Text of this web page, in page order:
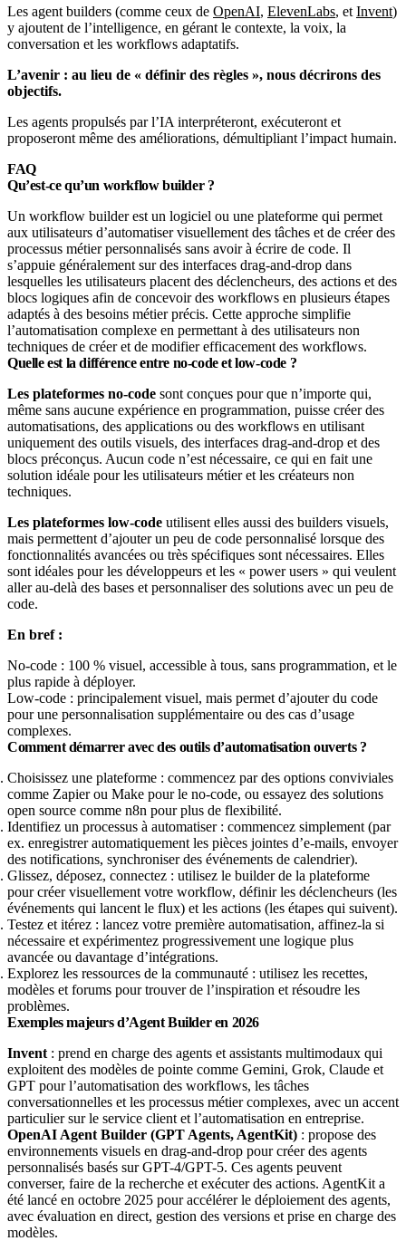
Les agent builders (comme ceux de OpenAI, ElevenLabs, et Invent)
y ajoutent de l’intelligence, en gérant le contexte, la voix, la
conversation et les workflows adaptatifs.
L’avenir : au lieu de « définir des règles », nous décrirons des
objectifs.
Les agents propulsés par l’IA interpréteront, exécuteront et
proposeront même des améliorations, démultipliant l’impact humain.
FAQ
Qu’est-ce qu’un workflow builder ?
Un workflow builder est un logiciel ou une plateforme qui permet
aux utilisateurs d’automatiser visuellement des tâches et de créer des
processus métier personnalisés sans avoir à écrire de code. Il
s’appuie généralement sur des interfaces drag-and-drop dans
lesquelles les utilisateurs placent des déclencheurs, des actions et des
blocs logiques afin de concevoir des workflows en plusieurs étapes
adaptés à des besoins métier précis. Cette approche simplifie
l’automatisation complexe en permettant à des utilisateurs non
techniques de créer et de modifier efficacement des workflows.
Quelle est la différence entre no-code et low-code ?
Les plateformes no-code sont conçues pour que n’importe qui,
même sans aucune expérience en programmation, puisse créer des
automatisations, des applications ou des workflows en utilisant
uniquement des outils visuels, des interfaces drag-and-drop et des
blocs préconçus. Aucun code n’est nécessaire, ce qui en fait une
solution idéale pour les utilisateurs métier et les créateurs non
techniques.
Les plateformes low-code utilisent elles aussi des builders visuels,
mais permettent d’ajouter un peu de code personnalisé lorsque des
fonctionnalités avancées ou très spécifiques sont nécessaires. Elles
sont idéales pour les développeurs et les « power users » qui veulent
aller au-delà des bases et personnaliser des solutions avec un peu de
code.
En bref :
No-code : 100 % visuel, accessible à tous, sans programmation, et le
plus rapide à déployer.
Low-code : principalement visuel, mais permet d’ajouter du code
pour une personnalisation supplémentaire ou des cas d’usage
complexes.
Comment démarrer avec des outils d’automatisation ouverts ?
Choisissez une plateforme : commencez par des options conviviales
comme Zapier ou Make pour le no-code, ou essayez des solutions
open source comme n8n pour plus de flexibilité.
Identifiez un processus à automatiser : commencez simplement (par
ex. enregistrer automatiquement les pièces jointes d’e-mails, envoyer
des notifications, synchroniser des événements de calendrier).
Glissez, déposez, connectez : utilisez le builder de la plateforme
pour créer visuellement votre workflow, définir les déclencheurs (les
événements qui lancent le flux) et les actions (les étapes qui suivent).
Testez et itérez : lancez votre première automatisation, affinez-la si
nécessaire et expérimentez progressivement une logique plus
avancée ou davantage d’intégrations.
Explorez les ressources de la communauté : utilisez les recettes,
modèles et forums pour trouver de l’inspiration et résoudre les
problèmes.
Exemples majeurs d’Agent Builder en 2026
Invent : prend en charge des agents et assistants multimodaux qui
exploitent des modèles de pointe comme Gemini, Grok, Claude et
GPT pour l’automatisation des workflows, les tâches
conversationnelles et les processus métier complexes, avec un accent
particulier sur le service client et l’automatisation en entreprise.
OpenAI Agent Builder (GPT Agents, AgentKit) : propose des
environnements visuels en drag-and-drop pour créer des agents
personnalisés basés sur GPT-4/GPT-5. Ces agents peuvent
converser, faire de la recherche et exécuter des actions. AgentKit a
été lancé en octobre 2025 pour accélérer le déploiement des agents,
avec évaluation en direct, gestion des versions et prise en charge des
modèles.